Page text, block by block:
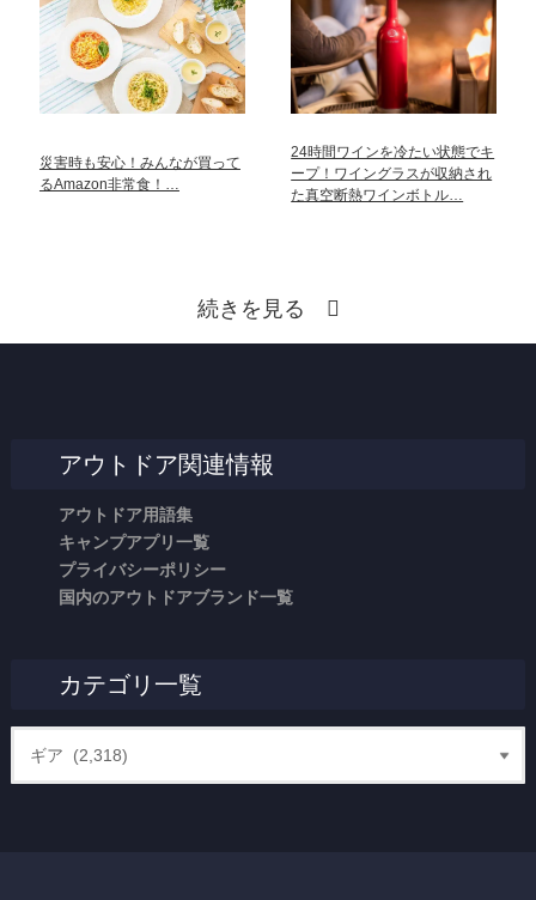
災害時も安心！みんなが買って
るAmazon非常食！…
24時間ワインを冷たい状態でキ
ープ！ワイングラスが収納され
た真空断熱ワインボトル…
続きを見る
アウトドア関連情報
アウトドア用語集
キャンプアプリ一覧
プライバシーポリシー
国内のアウトドアブランド一覧
カテゴリ一覧